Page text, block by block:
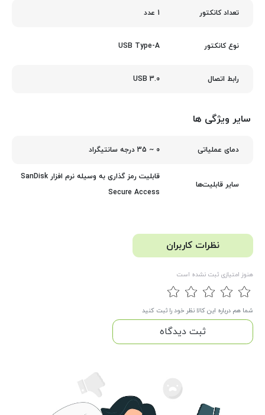
تعداد کانکتور 1 عدد
نوع کانکتور USB Type-A
رابط اتصال USB 3.0
سایر ویژگی ها
دمای عملیاتی 0 ~ 35 درجه سانتیگراد
سایر قابلیت‌ها
قابلیت رمز گذاری به وسیله نرم افزار SanDisk
Secure Access
نظرات کاربران
هنوز امتیازی ثبت نشده است
شما هم درباره این کالا نظر خود را ثبت کنید
ثبت دیدگاه